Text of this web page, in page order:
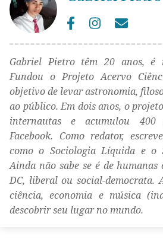
Gabriel Pietro têm 20 anos, é
Fundou o Projeto Acervo
objetivo de levar astronomia,
ao público. Em dois anos, o
internautas e acumulou
Facebook. Como redator,
como o Sociologia Líquida e o
Ainda não sabe se é de
DC, liberal ou social-democrata.
ciência, economia e música
descobrir seu lugar no mundo.